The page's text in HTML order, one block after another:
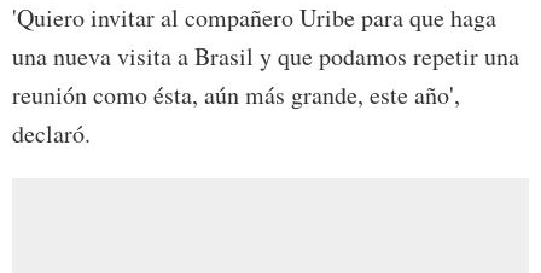
'Quiero invitar al compañero Uribe para que haga
una nueva visita a Brasil y que podamos repetir una
reunión como ésta, aún más grande, este año',
declaró.